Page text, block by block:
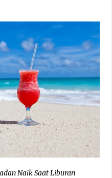
Naik Saat Liburan